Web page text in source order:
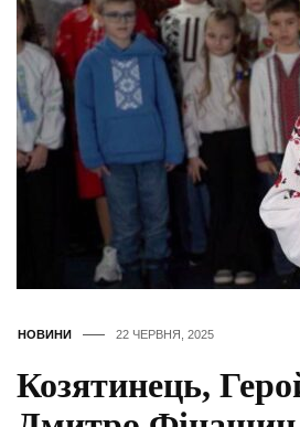
НОВИНИ 22 ЧЕРВНЯ, 2025
Козятинець,